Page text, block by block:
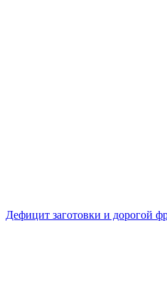
Дефицит заготовки и дорогой